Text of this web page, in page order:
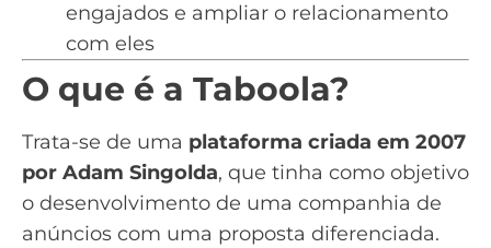
engajados e ampliar o relacionamento
com eles
O que é a Taboola?
Trata-se de uma plataforma criada em 2007
por Adam Singolda, que tinha como objetivo
o desenvolvimento de uma companhia de
anúncios com uma proposta diferenciada.